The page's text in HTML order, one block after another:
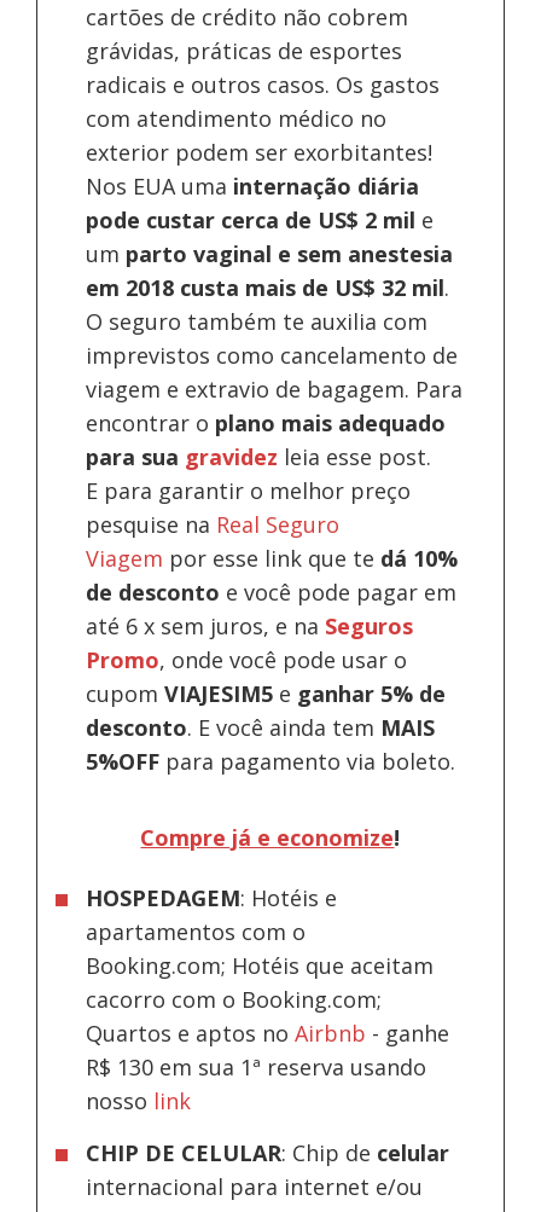
cartões de crédito não cobrem
grávidas, práticas de esportes
radicais e outros casos. Os gastos
com atendimento médico no
exterior podem ser exorbitantes!
Nos EUA uma internação diária
pode custar cerca de US$ 2 mil e
um parto vaginal e sem anestesia
em 2018 custa mais de US$ 32 mil.
O seguro também te auxilia com
imprevistos como cancelamento de
viagem e extravio de bagagem. Para
encontrar o plano mais adequado
para sua gravidez leia esse post.
E para garantir o melhor preço
pesquise na Real Seguro
Viagem por esse link que te dá 10%
de desconto e você pode pagar em
até 6 x sem juros, e na Seguros
Promo, onde você pode usar o
cupomVIAJESIM5 e ganhar 5% de
desconto. E você ainda tem MAIS
5%OFF para pagamento via boleto.
Compre já e economize!
HOSPEDAGEM: Hotéis e
apartamentos com o
Booking.com; Hotéis que aceitam
cacorro com o Booking.com;
Quartos e aptos noAirbnb - ganhe
R$ 130 em sua 1ª reserva usando
nosso link
CHIP DE CELULAR: Chip de celular
internacional para internet e/ou